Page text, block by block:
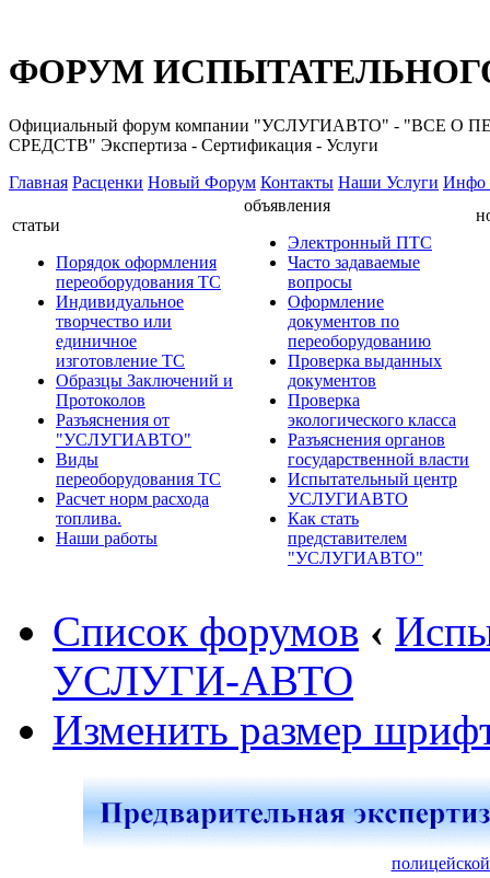
ФОРУМ
Официальный форум компании "УСЛУГИАВТО" -
СРЕДСТВ" Экспертиза - Сертификация - Услуги
Главная Расценки Новый Форум Контакты Наши Услуги Инфо
статьи
Порядок оформления
переоборудования ТС
Индивидуальное
творчество или
единичное
изготовление ТС
Образцы Заключений и
Протоколов
Разъяснения от
"УСЛУГИАВТО"
Виды
переоборудования ТС
Расчет норм расхода
топлива.
Наши работы
объявления
Электронный ПТС
Часто задаваемые
вопросы
Оформление
документов по
переоборудованию
Проверка выданных
документов
Проверка
экологического класса
Разъяснения органов
государственной власти
Испытательный центр
УСЛУГИАВТО
Как стать
представителем
"УСЛУГИАВТО"
Список форумов ‹
УСЛУГИ-АВТО
Изменить размер